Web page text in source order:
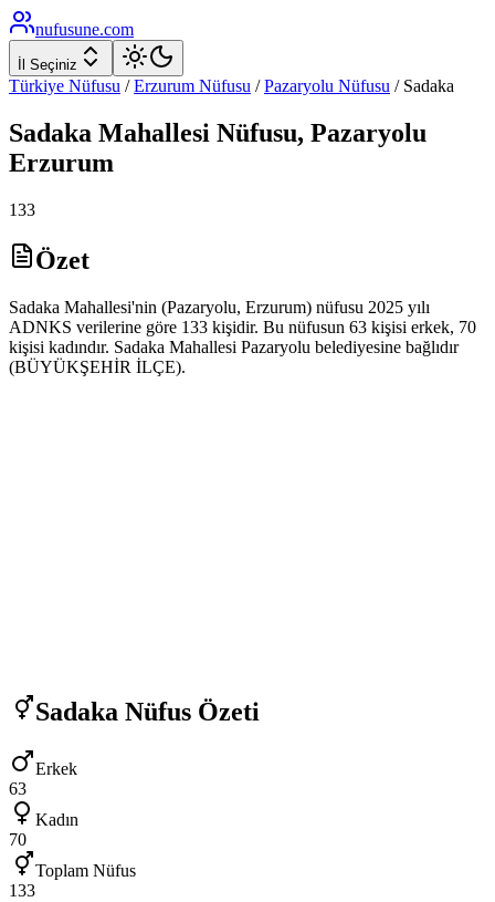
nufusune.com
İl Seçiniz
Türkiye Nüfusu / Erzurum Nüfusu / Pazaryolu Nüfusu / Sadaka
Sadaka Mahallesi Nüfusu, Pazaryolu
Erzurum
133
Özet
Sadaka Mahallesi'nin (Pazaryolu, Erzurum) nüfusu 2025 yılı
ADNKS verilerine göre 133 kişidir. Bu nüfusun 63 kişisi erkek, 70
kişisi kadındır. Sadaka Mahallesi Pazaryolu belediyesine bağlıdır
(BÜYÜKŞEHİR İLÇE).
Sadaka Nüfus Özeti
Erkek
63
Kadın
70
Toplam Nüfus
133